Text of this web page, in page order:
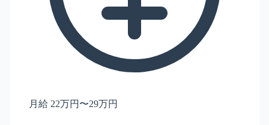
月給 22万円〜29万円